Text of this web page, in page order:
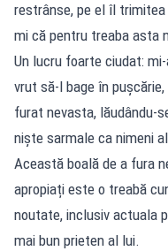
restrânse, pe el îl
mi că pentru treaba asta
Un lucru foarte ciudat:
vrut să-l bage în
furat nevasta, lăudându-
niște sarmale ca nimeni
Această boală de a fura
apropiați este o treabă
noutate, inclusiv actuala
mai bun prieten al lui.